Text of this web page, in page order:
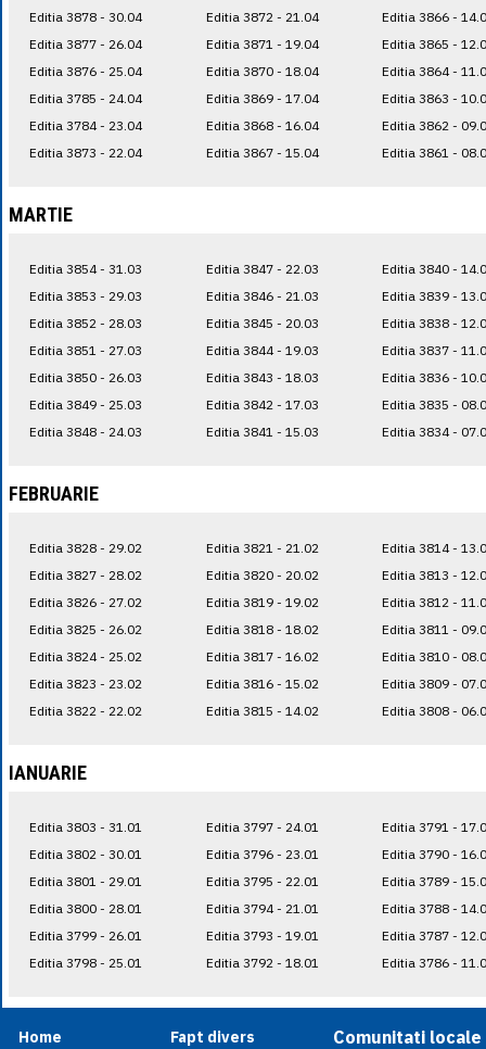
Editia 3878 - 30.04
Editia 3877 - 26.04
Editia 3876 - 25.04
Editia 3785 - 24.04
Editia 3784 - 23.04
Editia 3873 - 22.04
Editia 3872 - 21.04
Editia 3871 - 19.04
Editia 3870 - 18.04
Editia 3869 - 17.04
Editia 3868 - 16.04
Editia 3867 - 15.04
Editia 3866 -
Editia 3865 -
Editia 3864 -
Editia 3863 -
Editia 3862 -
Editia 3861 -
MARTIE
Editia 3854 - 31.03
Editia 3853 - 29.03
Editia 3852 - 28.03
Editia 3851 - 27.03
Editia 3850 - 26.03
Editia 3849 - 25.03
Editia 3848 - 24.03
Editia 3847 - 22.03
Editia 3846 - 21.03
Editia 3845 - 20.03
Editia 3844 - 19.03
Editia 3843 - 18.03
Editia 3842 - 17.03
Editia 3841 - 15.03
Editia 3840 -
Editia 3839 -
Editia 3838 -
Editia 3837 -
Editia 3836 -
Editia 3835 -
Editia 3834 -
FEBRUARIE
Editia 3828 - 29.02
Editia 3827 - 28.02
Editia 3826 - 27.02
Editia 3825 - 26.02
Editia 3824 - 25.02
Editia 3823 - 23.02
Editia 3822 - 22.02
Editia 3821 - 21.02
Editia 3820 - 20.02
Editia 3819 - 19.02
Editia 3818 - 18.02
Editia 3817 - 16.02
Editia 3816 - 15.02
Editia 3815 - 14.02
Editia 3814 -
Editia 3813 -
Editia 3812 -
Editia 3811 -
Editia 3810 -
Editia 3809 -
Editia 3808 -
IANUARIE
Editia 3803 - 31.01
Editia 3802 - 30.01
Editia 3801 - 29.01
Editia 3800 - 28.01
Editia 3799 - 26.01
Editia 3798 - 25.01
Editia 3797 - 24.01
Editia 3796 - 23.01
Editia 3795 - 22.01
Editia 3794 - 21.01
Editia 3793 - 19.01
Editia 3792 - 18.01
Editia 3791 -
Editia 3790 -
Editia 3789 -
Editia 3788 -
Editia 3787 -
Editia 3786 -
Home
Fapt divers
Comunitati locale